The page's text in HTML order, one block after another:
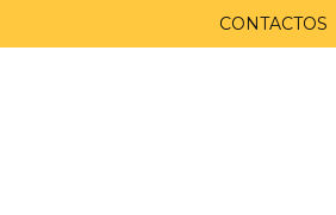
CONTACTOS